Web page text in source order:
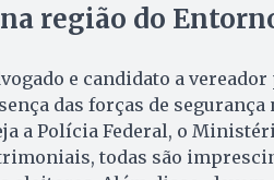
região do
e candidato a
das forças de
a Polícia Federal, o
todas são